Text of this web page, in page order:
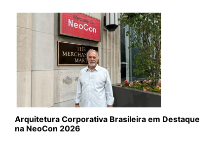
Arquitetura Corporativa Brasileira em Destaque
na NeoCon 2026